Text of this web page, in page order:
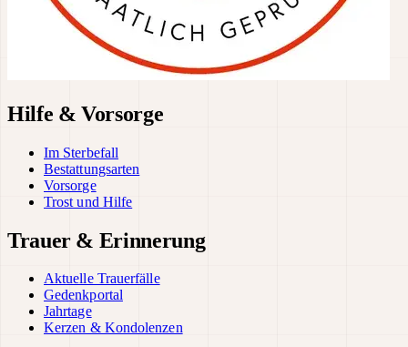
Hilfe & Vorsorge
Im Sterbefall
Bestattungsarten
Vorsorge
Trost und Hilfe
Trauer & Erinnerung
Aktuelle Trauerfälle
Gedenkportal
Jahrtage
Kerzen & Kondolenzen